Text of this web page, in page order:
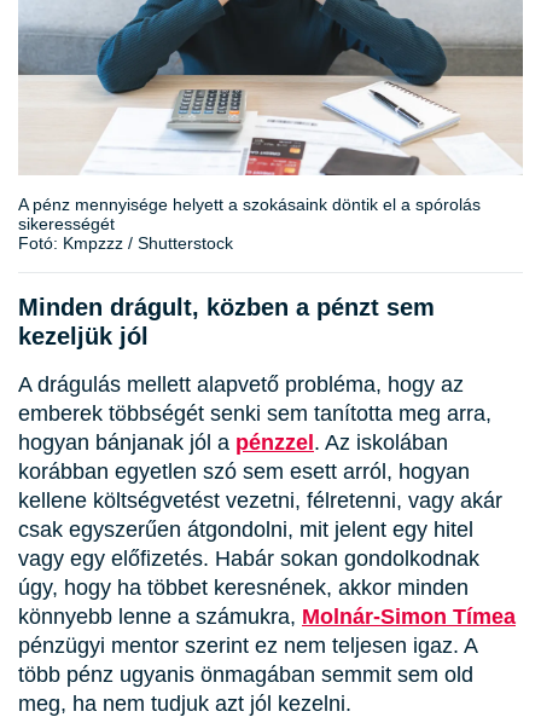
A pénz mennyisége helyett a szokásaink döntik el a spórolás
sikerességét
Fotó: Kmpzzz / Shutterstock
Minden drágult, közben a pénzt sem
kezeljük jól
A drágulás mellett alapvető probléma, hogy az
emberek többségét senki sem tanította meg arra,
hogyan bánjanak jól a pénzzel . Az iskolában
korábban egyetlen szó sem esett arról, hogyan
kellene költségvetést vezetni, félretenni, vagy akár
csak egyszerűen átgondolni, mit jelent egy hitel
vagy egy előfizetés. Habár sokan gondolkodnak
úgy, hogy ha többet keresnének, akkor minden
könnyebb lenne a számukra, Molnár-Simon Tímea
pénzügyi mentor szerint ez nem teljesen igaz. A
több pénz ugyanis önmagában semmit sem old
meg, ha nem tudjuk azt jól kezelni.